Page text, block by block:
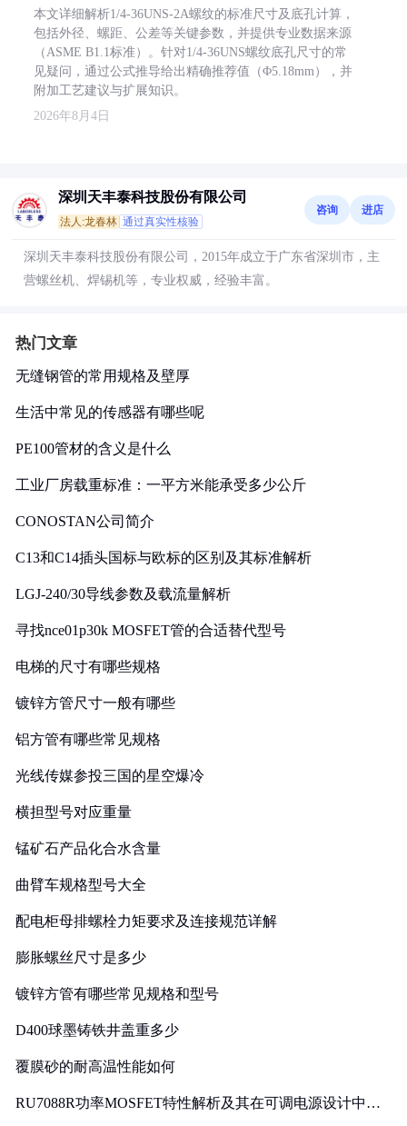
本文详细解析1/4-36UNS-2A螺纹的标准尺寸及底孔计算，
包括外径、螺距、公差等关键参数，并提供专业数据来源
（ASME B1.1标准）。针对1/4-36UNS螺纹底孔尺寸的常
见疑问，通过公式推导给出精确推荐值（Φ5.18mm），并
附加工艺建议与扩展知识。
2026年8月4日
深圳天丰泰科技股份有限公司
法人:龙春林 通过真实性核验
咨询 进店
深圳天丰泰科技股份有限公司，2015年成立于广东省深圳市，主
营螺丝机、焊锡机等，专业权威，经验丰富。
热门文章
无缝钢管的常用规格及壁厚
生活中常见的传感器有哪些呢
PE100管材的含义是什么
工业厂房载重标准：一平方米能承受多少公斤
CONOSTAN公司简介
C13和C14插头国标与欧标的区别及其标准解析
LGJ-240/30导线参数及载流量解析
寻找nce01p30k MOSFET管的合适替代型号
电梯的尺寸有哪些规格
镀锌方管尺寸一般有哪些
铝方管有哪些常见规格
光线传媒参投三国的星空爆冷
横担型号对应重量
锰矿石产品化合水含量
曲臂车规格型号大全
配电柜母排螺栓力矩要求及连接规范详解
膨胀螺丝尺寸是多少
镀锌方管有哪些常见规格和型号
D400球墨铸铁井盖重多少
覆膜砂的耐高温性能如何
RU7088R功率MOSFET特性解析及其在可调电源设计中的